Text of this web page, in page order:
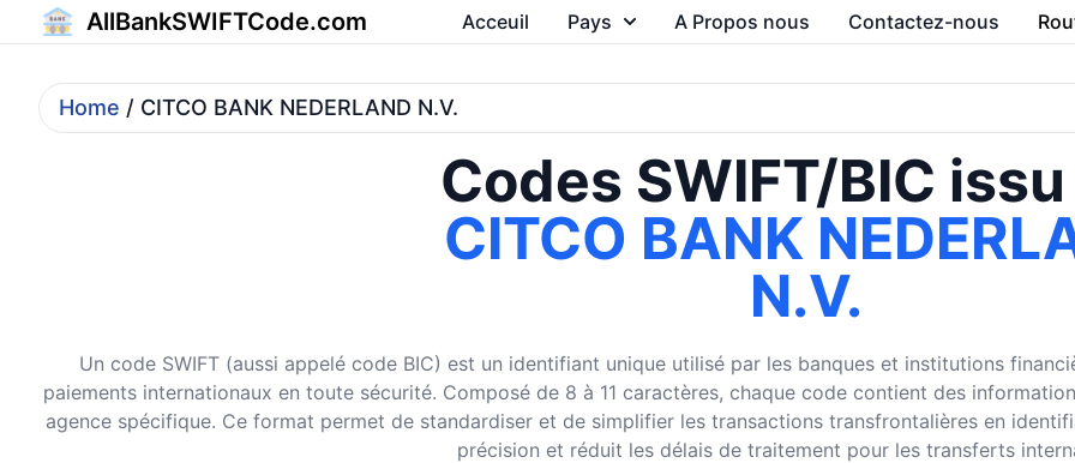
AllBankSWIFTCode.com Acceuil Pays A Propos nous Contactez-nous
Home / CITCO BANK NEDERLAND N.V.
Codes SWIFT/BIC
CITCO BANK
N.V.
Un code SWIFT (aussi appelé code BIC) est un identifiant unique utilisé par les banques et institutions
paiements internationaux en toute sécurité. Composé de 8 à 11 caractères, chaque code contient des
agence spécifique. Ce format permet de standardiser et de simplifier les transactions transfrontalières en
précision et réduit les délais de traitement pour les transferts